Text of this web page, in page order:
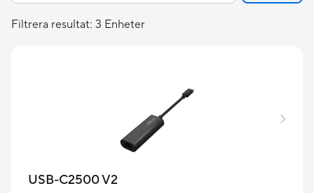
Filtrera resultat: 3 Enheter
USB-C2500 V2